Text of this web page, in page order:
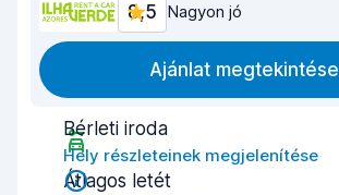
8,5 Nagyon jó
Ajánlat megtekintése
Bérleti iroda
Hely részleteinek megjelenítése
Átlagos letét